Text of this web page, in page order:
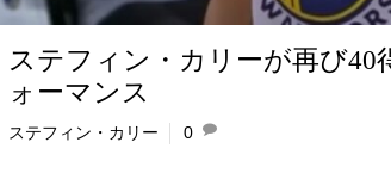
ステフィン・カリーが再び40
ォーマンス
ステフィン・カリー 0